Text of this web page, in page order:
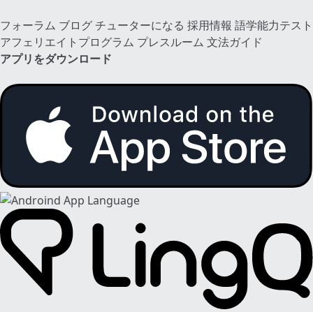
フォーラム ブログ チューターになる 採用情報 語学能力テスト
アフェリエイトプログラム プレスルーム 文法ガイド
アプリをダウンロード